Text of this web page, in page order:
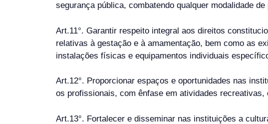
segurança pública, combatendo qualquer modalidade de
Art.11°. Garantir respeito integral aos direitos
relativas à gestação e à amamentação, bem como as
instalações físicas e equipamentos individuais
Art.12°. Proporcionar espaços e oportunidades nas
os profissionais, com ênfase em atividades
Art.13°. Fortalecer e disseminar nas instituições a